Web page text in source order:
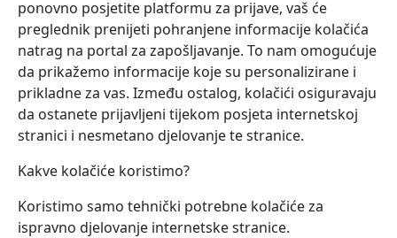
ponovno posjetite platformu za prijave, vaš će
preglednik prenijeti pohranjene informacije kolačića
natrag na portal za zapošljavanje. To nam omogućuje
da prikažemo informacije koje su personalizirane i
prikladne za vas. Između ostalog, kolačići osiguravaju
da ostanete prijavljeni tijekom posjeta internetskoj
stranici i nesmetano djelovanje te stranice.
Kakve kolačiće koristimo?
Koristimo samo tehnički potrebne kolačiće za
ispravno djelovanje internetske stranice.